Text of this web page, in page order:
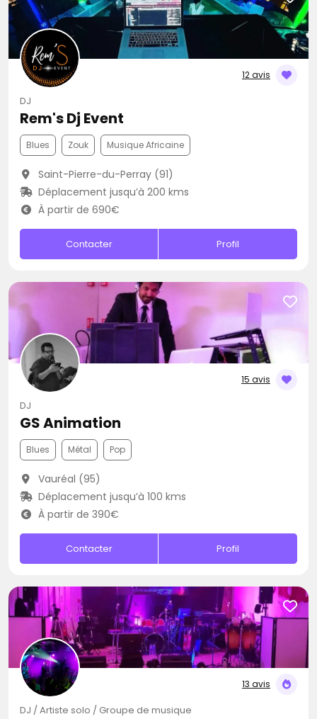
12 avis
DJ
Rem's Dj Event
Blues Zouk Musique Africaine
Saint-Pierre-du-Perray (91)
Déplacement jusqu’à 200 kms
À partir de 690€
Contacter Profil
15 avis
DJ
GS Animation
Blues Métal Pop
Vauréal (95)
Déplacement jusqu’à 100 kms
À partir de 390€
Contacter Profil
13 avis
DJ / Artiste solo / Groupe de musique